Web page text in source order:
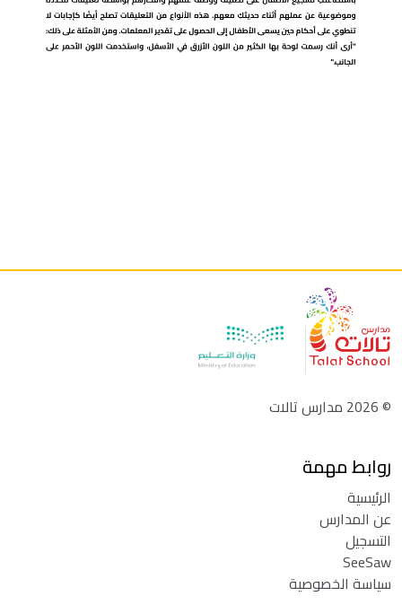
©
2026 مدارس تالات
روابط مهمة
الرئيسية
عن المدارس
التسجيل
SeeSaw
سياسة الخصوصية